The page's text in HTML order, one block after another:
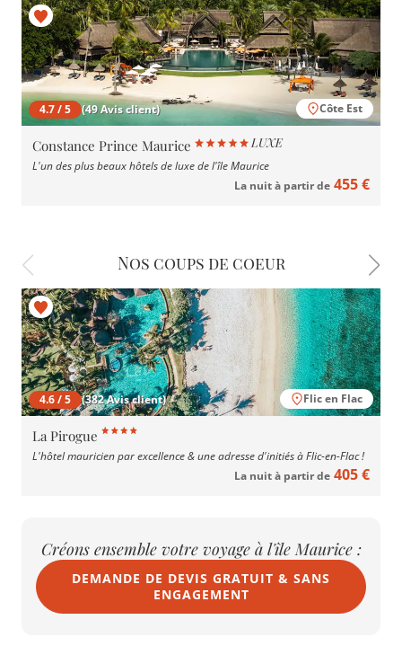
4.7 / 5 (49 Avis client) Côte Est
Constance Prince Maurice
L'un des plus beaux hôtels de luxe de l'île Maurice
La nuit à partir de 455 €
Nos coups de coeur
4.6 / 5 (382 Avis client) Flic en Flac
La Pirogue
L'hôtel mauricien par excellence & une adresse d'initiés à Flic-en-Flac !
La nuit à partir de 405 €
Créons ensemble votre voyage à l'île Maurice :
DEMANDE DE DEVIS GRATUIT & SANS
ENGAGEMENT